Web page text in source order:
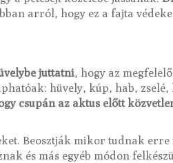
arról, hogy ez a fajta
juttatni, hogy az
hüvely, kúp, hab, zselé,
csupán az aktus előtt
Beosztják mikor tudnak
és más egyéb módon